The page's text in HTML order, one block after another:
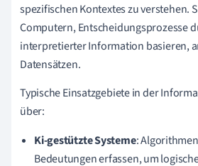
spezifischen Kontextes zu verstehen.
Computern, Entscheidungsprozesse
interpretierter Information basieren,
Datensätzen.
Typische Einsatzgebiete in der
über:
Ki-gestützte Systeme:
Bedeutungen erfassen, um